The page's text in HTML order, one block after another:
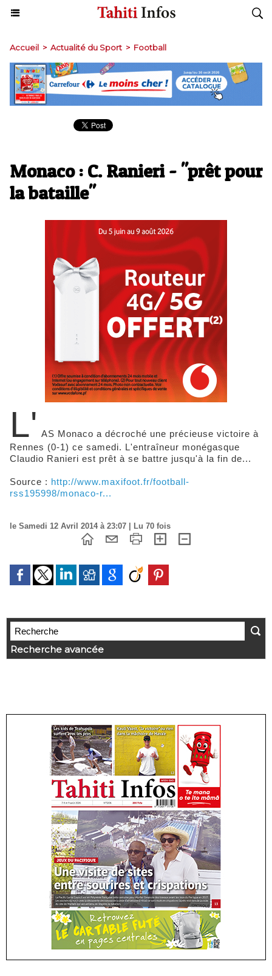
Accueil > Actualité du Sport > Football
Monaco : C. Ranieri - "prêt pour
la bataille"
L' AS Monaco a décroché une précieuse victoire à
Rennes (0-1) ce samedi. L'entraîneur monégasque
Claudio Ranieri est prêt à se battre jusqu'à la fin de...
Source : http://www.maxifoot.fr/football-
rss195998/monaco-r...
le Samedi 12 Avril 2014 à 23:07 | Lu 70 fois
Recherche avancée